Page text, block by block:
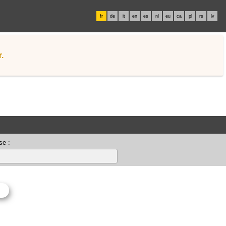
fr de it en es nl eu ca pl rs lv
: